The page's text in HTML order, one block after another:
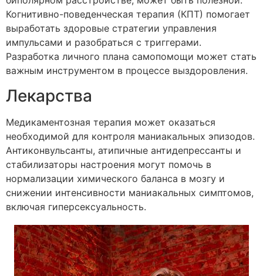
Когнитивно-поведенческая терапия (КПТ) помогает
выработать здоровые стратегии управления
импульсами и разобраться с триггерами.
Разработка личного плана самопомощи может стать
важным инструментом в процессе выздоровления.
Лекарства
Медикаментозная терапия может оказаться
необходимой для контроля маниакальных эпизодов.
Антиконвульсанты, атипичные антидепрессанты и
стабилизаторы настроения могут помочь в
нормализации химического баланса в мозгу и
снижении интенсивности маниакальных симптомов,
включая гиперсексуальность.